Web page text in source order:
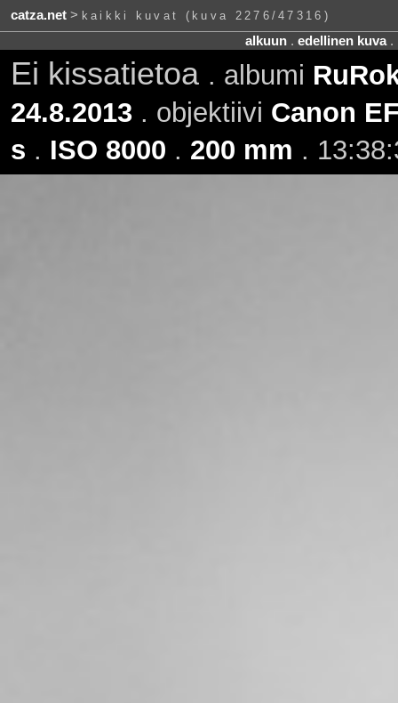
catza.net> kaikki kuvat (kuva 2276/47316)
alkuun. edellinen kuva.
Ei kissatietoa . albumi
24.8.2013. objektiivi Canon
s . ISO 8000 . 200 mm .